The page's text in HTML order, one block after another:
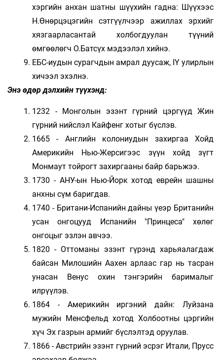
хэргийн анхан шатны шүүхийн гадна: Шүүхээс
Н.Өнөрцэцэгийн сэтгүүлчээр ажиллах эрхийг
хязгаарласантай холбогдуулан түүний
өмгөөлөгч О.Батсүх мэдээлэл хийнэ.
ЕБС-иудын сурагчдын амрал дуусаж, IY улирлын
хичээл эхэлнэ.
Энэ өдөр дэлхийн түүхэнд:
1232 - Монголын эзэнт гүрний цэргүүд Жин
гүрний нийслэл Кайфенг хотыг бүслэв.
1665 - Английн колониудын захиргаа Хойд
Америкийн Нью-Жерсигээс зүүн хойд зүгт
Монмаут тойрогт захиргааны байр барьжээ.
1730 - АНУ-ын Нью-Йорк хотод еврейн шашны
анхны сүм баригдав.
1740 - Британи-Испанийн дайны үеэр Британийн
усан онгоцууд Испанийн "Принцеса" хөлөг
онгоцыг эзлэн авчээ.
1820 - Оттоманы эзэнт гүрэнд харьяалагдаж
байсан Милошийн Аахен арлаас гар нь тасран
унасан Венус охин тэнгэрийн барималыг
илрүүлэв.
1864 - Америкийн иргэний дайн: Луйзана
мужийн Менсфельд хотод Холбоотны цэргийн
хүч Эх газрын армийг бүслэлтэд оруулав.
1866 - Австрийн эзэнт гүрний эсрэг Итали, Прусс